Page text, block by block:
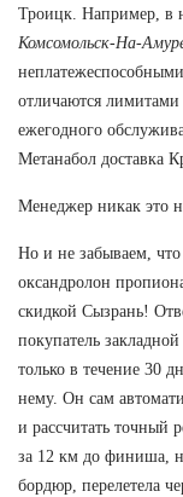
Троицк. Например, в
Комсомольск-На-
отличаются
ежегодного
Метанабол доставка
Менеджер никак это
Но и не забываем,
оксандролон
скидкой Сызрань!
покупатель
только в течение 30
нему. Он сам
и рассчитать точный
за 12 км до финиша,
бордюр, перелетела